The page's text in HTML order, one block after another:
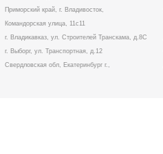
Приморский край, г. Владивосток,
Командорская улица, 11с11
г. Владикавказ, ул. Строителей Транскама, д.8С
г. Выборг, ул. Транспортная, д.12
Свердловская обл, Екатеринбург г.,